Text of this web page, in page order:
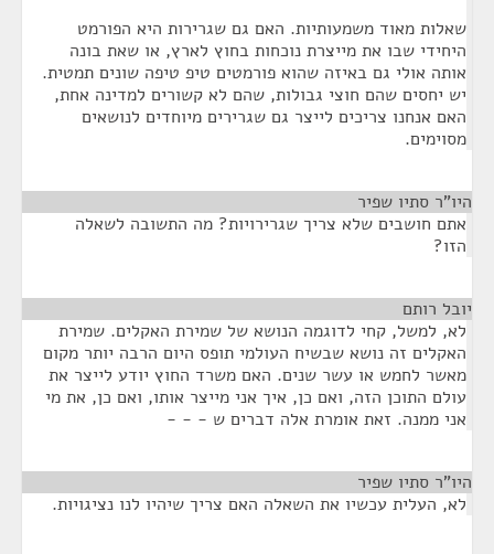
שאלות מאוד משמעותיות. האם גם שגרירות היא הפורמט
היחידי שבו את מייצרת נוכחות בחוץ לארץ, או שאת בונה
אותה אולי גם באיזה שהוא פורמטים טיפ טיפה שונים תמטית.
יש יחסים שהם חוצי גבולות, שהם לא קשורים למדינה אחת,
האם אנחנו צריכים לייצר גם שגרירים מיוחדים לנושאים
מסוימים.
היו"ר סתיו שפיר
אתם חושבים שלא צריך שגרירויות? מה התשובה לשאלה
הזו?
יובל רותם
לא, למשל, קחי לדוגמה הנושא של שמירת האקלים. שמירת
האקלים זה נושא שבשיח העולמי תופס היום הרבה יותר מקום
מאשר לחמש או עשר שנים. האם משרד החוץ יודע לייצר את
עולם התוכן הזה, ואם כן, איך אני מייצר אותו, ואם כן, את מי
אני ממנה. זאת אומרת אלה דברים ש - - -
היו"ר סתיו שפיר
לא, העלית עכשיו את השאלה האם צריך שיהיו לנו נציגויות.